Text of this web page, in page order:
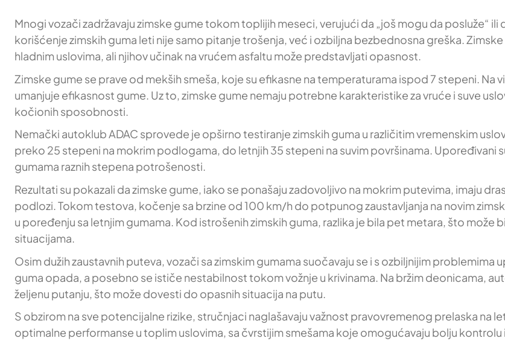
Mnogi vozači zadržavaju zimske gume tokom toplijih meseci, verujući da „još mogu da posluže“
korišćenje zimskih guma leti nije samo pitanje trošenja, već i ozbiljna bezbednosna greška.
hladnim uslovima, ali njihov učinak na vrućem asfaltu može predstavljati opasnost.
Zimske gume se prave od mekših smeša, koje su efikasne na temperaturama ispod 7 stepeni.
umanjuje efikasnost gume. Uz to, zimske gume nemaju potrebne karakteristike za vruće i suve
kočionih sposobnosti.
Nemački autoklub ADAC sprovede je opširno testiranje zimskih guma u različitim vremenskim
preko 25 stepeni na mokrim podlogama, do letnjih 35 stepeni na suvim površinama. Upoređivani
gumama raznih stepena potrošenosti.
Rezultati su pokazali da zimske gume, iako se ponašaju zadovoljivo na mokrim putevima, imaju
podlozi. Tokom testova, kočenje sa brzine od 100 km/h do potpunog zaustavljanja na novim
u poređenju sa letnjim gumama. Kod istrošenih zimskih guma, razlika je bila pet metara, što može
situacijama.
Osim dužih zaustavnih puteva, vozači sa zimskim gumama suočavaju se i s ozbiljnijim
guma opada, a posebno se ističe nestabilnost tokom vožnje u krivinama. Na bržim deonicama,
željenu putanju, što može dovesti do opasnih situacija na putu.
S obzirom na sve potencijalne rizike, stručnjaci naglašavaju važnost pravovremenog prelaska na
optimalne performanse u toplim uslovima, sa čvrstijim smešama koje omogućavaju bolju